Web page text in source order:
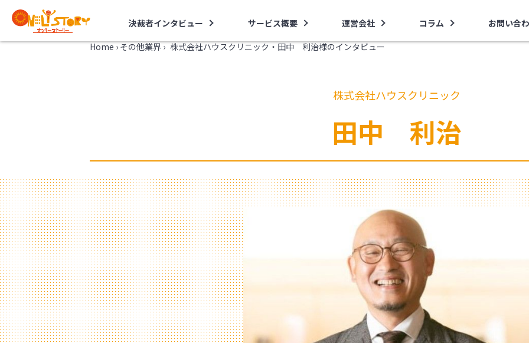
決裁者インタビュー サービス概要 運営会社 コラム お問い合
Home › その他業界 › 株式会社ハウスクリニック・田中 利治様のインタビュー
株式会社ハウスクリニック
田中 利治